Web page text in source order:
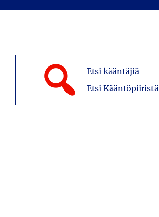
Etsi kääntäjiä
Etsi Kääntöpiiristä